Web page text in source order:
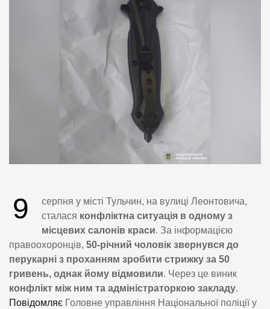
9
серпня у місті Тульчин, на вулиці Леонтовича,
сталася конфліктна ситуація в одному з
місцевих салонів краси. За інформацією
правоохоронців, 50-річний чоловік звернувся до
перукарні з проханням зробити стрижку за 50
гривень, однак йому відмовили. Через це виник
конфлікт між ним та адміністраторкою закладу.
Повідомляє Головне управління Національної поліції у